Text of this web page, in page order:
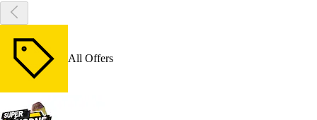
All Offers